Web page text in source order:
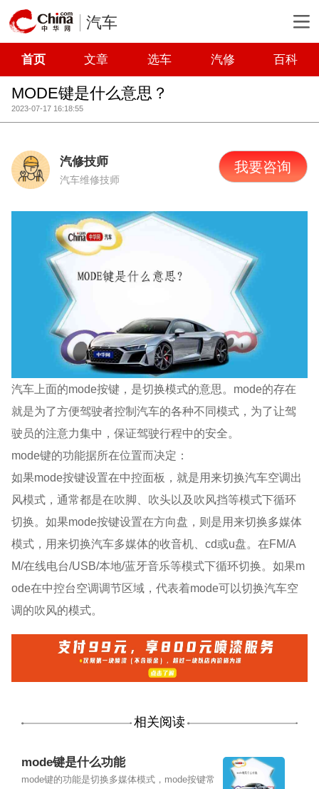
汽车
首页 文章 选车 汽修 百科
MODE键是什么意思？
2023-07-17 16:18:55
汽修技师
汽车维修技师
我要咨询
汽车上面的mode按键，是切换模式的意思。mode的存在
就是为了方便驾驶者控制汽车的各种不同模式，为了让驾
驶员的注意力集中，保证驾驶行程中的安全。
mode键的功能据所在位置而决定：
如果mode按键设置在中控面板，就是用来切换汽车空调出
风模式，通常都是在吹脚、吹头以及吹风挡等模式下循环
切换。如果mode按键设置在方向盘，则是用来切换多媒体
模式，用来切换汽车多媒体的收音机、cd或u盘。在FM/A
M/在线电台/USB/本地/蓝牙音乐等模式下循环切换。如果m
ode在中控台空调调节区域，代表着mode可以切换汽车空
调的吹风的模式。
相关阅读
mode键是什么功能
mode键的功能是切换多媒体模式，mode按键常